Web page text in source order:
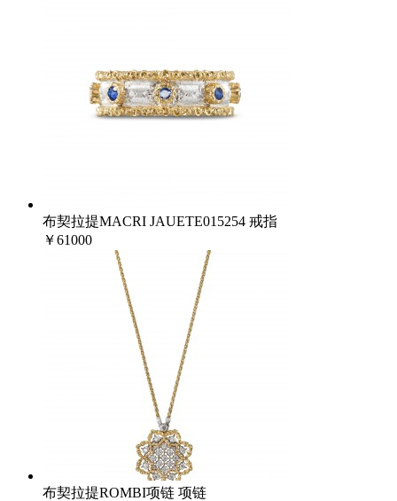
布契拉提MACRI JAUETE015254 戒指
￥61000
布契拉提ROMBI项链 项链